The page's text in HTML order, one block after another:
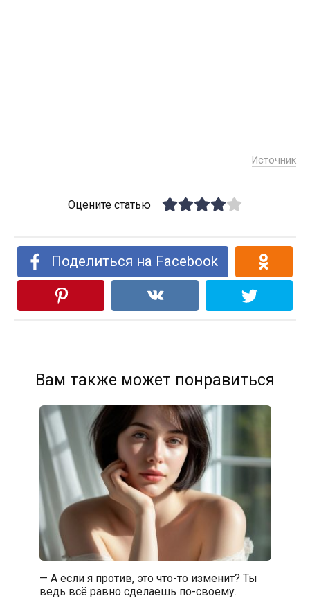
Источник
Оцените статью
Поделиться на Facebook
Вам также может понравиться
— А если я против, это что-то изменит? Ты
ведь всё равно сделаешь по-своему.